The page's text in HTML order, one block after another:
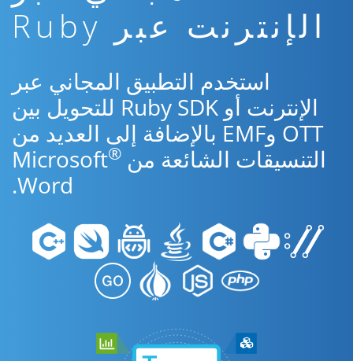
الإنترنت عبر Ruby
استخدم التطبيق المجاني عبر
الإنترنت أو Ruby SDK للتحويل بين
OTT وEMF بالإضافة إلى العديد من
التنسيقات الشائعة من Microsoft ®
Word.